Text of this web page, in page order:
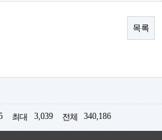
목록
최대 3,039 전체 340,186